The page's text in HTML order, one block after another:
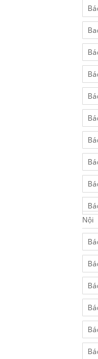
Nội